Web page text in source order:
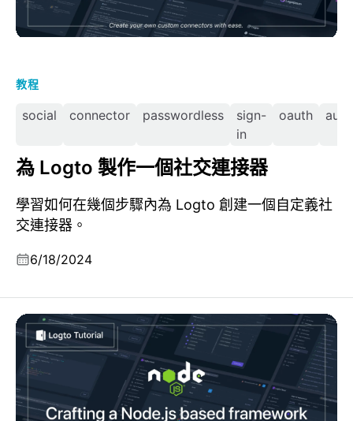
教程
social connector passwordless
sign-
in
oauth auth
為 Logto 製作一個社交連接器
學習如何在幾個步驟內為 Logto 創建一個自定義社
交連接器。
6/18/2024
在幾分鐘內打造一個基於 Node.js 的 Logto 框架 SDK